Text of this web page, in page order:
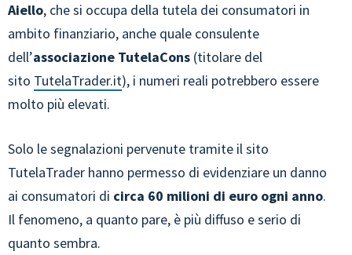
Aiello, che si occupa della tutela dei consumatori in
ambito finanziario, anche quale consulente
dell’associazione TutelaCons (titolare del
sito TutelaTrader.it), i numeri reali potrebbero essere
molto più elevati.
Solo le segnalazioni pervenute tramite il sito
TutelaTrader hanno permesso di evidenziare un danno
ai consumatori di circa 60 milioni di euro ogni anno.
Il fenomeno, a quanto pare, è più diffuso e serio di
quanto sembra.